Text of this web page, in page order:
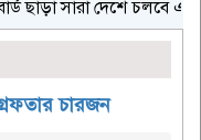
ছাড়া সারা দেশে চলবে
চারজন